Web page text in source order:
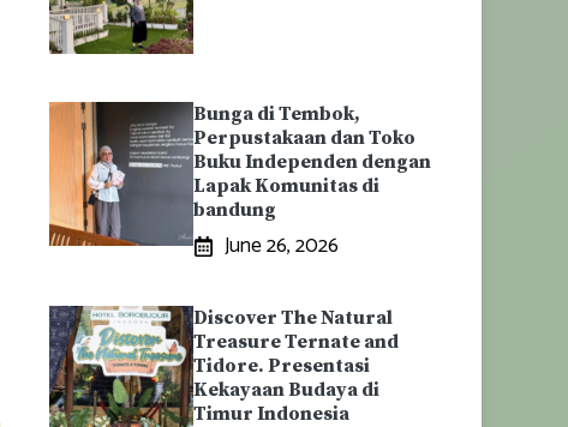
Bunga di Tembok,
Perpustakaan dan Toko
Buku Independen dengan
Lapak Komunitas di
bandung
June 26, 2026
Discover The Natural
Treasure Ternate and
Tidore. Presentasi
Kekayaan Budaya di
Timur Indonesia